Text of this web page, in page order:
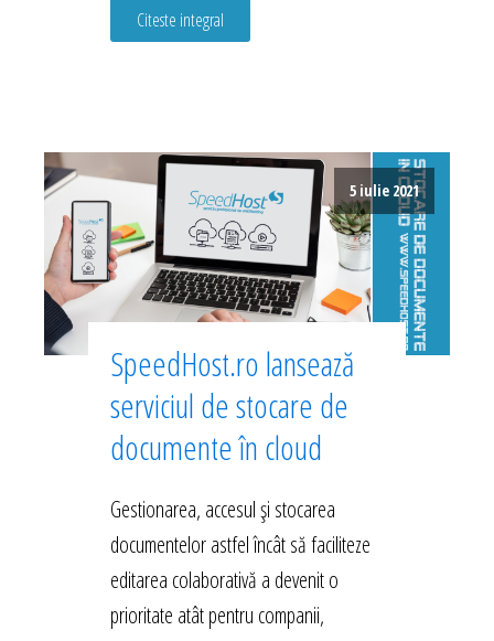
Citeste integral
5 iulie 2021
SpeedHost.ro lansează
serviciul de stocare de
documente în cloud
Gestionarea, accesul și stocarea
documentelor astfel încât să faciliteze
editarea colaborativă a devenit o
prioritate atât pentru companii,